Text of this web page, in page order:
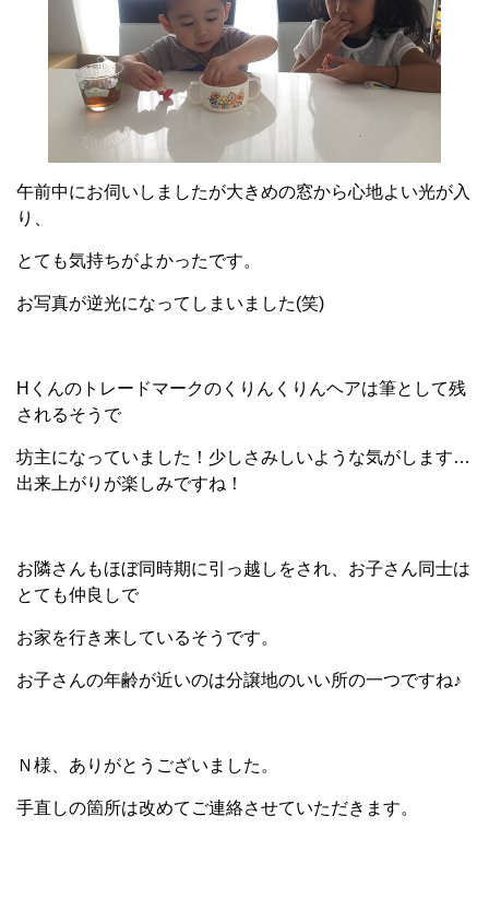
午前中にお伺いしましたが大きめの窓から心地よい光が入
り、
とても気持ちがよかったです。
お写真が逆光になってしまいました(笑)
Hくんのトレードマークのくりんくりんヘアは筆として残
されるそうで
坊主になっていました！少しさみしいような気がします…
出来上がりが楽しみですね！
お隣さんもほぼ同時期に引っ越しをされ、お子さん同士は
とても仲良しで
お家を行き来しているそうです。
お子さんの年齢が近いのは分譲地のいい所の一つですね♪
Ｎ様、ありがとうございました。
手直しの箇所は改めてご連絡させていただきます。